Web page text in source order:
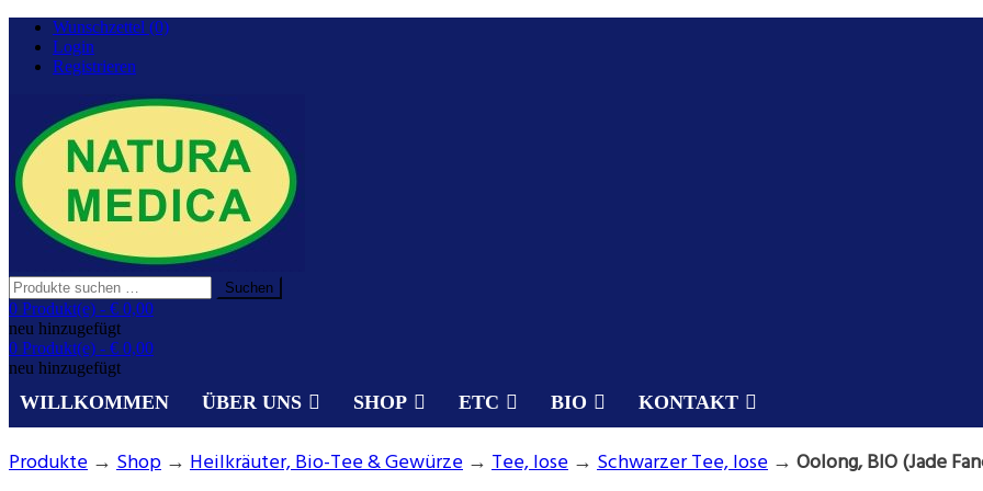
Zurück
zum
Inhalt
Wunschzettel (0)
Login
Registrieren
NATURA MEDICA
Gesundheit aus der Natur.
Suchen
nach:
Suchen
0 Produkt(e) - € 0,00
neu hinzugefügt
0 Produkt(e) - € 0,00
neu hinzugefügt
WILLKOMMEN ÜBER UNS SHOP ETC BIO KONTAKT
Produkte → Shop → Heilkräuter, Bio-Tee & Gewürze → Tee, lose → Schwarzer Tee, lose → Oolong, BIO (Jade